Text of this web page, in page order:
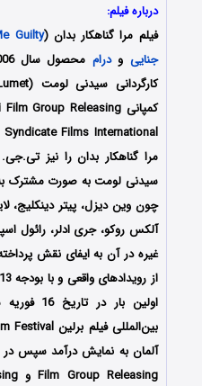
درباره فیلم:
فیلم مرا گناهکار بدان (Guilty
جنایی ودرام
مرا گناهکار بدان را نیز
سیدنی لومت به صورت مشترک به
چون وین دیزل، پیتر دینکلیج،
آلکس روکو، جری ادلر، رائول
غیره در آن به ایفای نقش